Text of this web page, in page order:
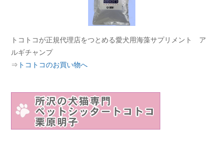
トコトコが正規代理店をつとめる愛犬用海藻サプリメント ア
ルギチャンプ
⇒ トコトコのお買い物へ